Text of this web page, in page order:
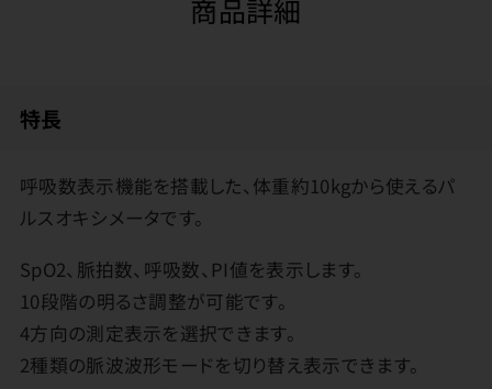
商品詳細
特長
呼吸数表示機能を搭載した、体重約10kgから使えるパ
ルスオキシメータです。
SpO2、脈拍数、呼吸数、PI値を表示します。
10段階の明るさ調整が可能です。
4方向の測定表示を選択できます。
2種類の脈波波形モードを切り替え表示できます。